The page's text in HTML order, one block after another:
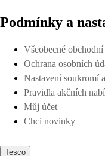
Podmínky a
Všeobecné
Ochrana osobních
Nastavení soukromí
Pravidla akčních
Můj účet
Chci novinky
Tesco